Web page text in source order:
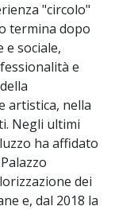
"circolo"
termina dopo
e sociale,
e
artistica, nella
Negli ultimi
ha affidato
dei
e, dal 2018 la